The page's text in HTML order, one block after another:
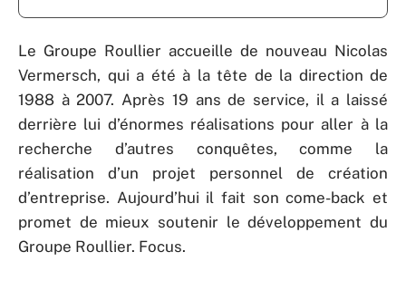
Le Groupe Roullier accueille de nouveau Nicolas
Vermersch, qui a été à la tête de la direction de
1988 à 2007. Après 19 ans de service, il a laissé
derrière lui d’énormes réalisations pour aller à la
recherche d’autres conquêtes, comme la
réalisation d’un projet personnel de création
d’entreprise. Aujourd’hui il fait son come-back et
promet de mieux soutenir le développement du
Groupe Roullier. Focus.